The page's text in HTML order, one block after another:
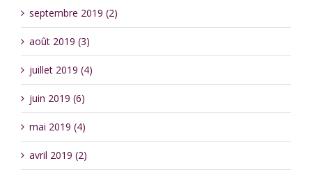
septembre 2019 (2)
août 2019 (3)
juillet 2019 (4)
juin 2019 (6)
mai 2019 (4)
avril 2019 (2)